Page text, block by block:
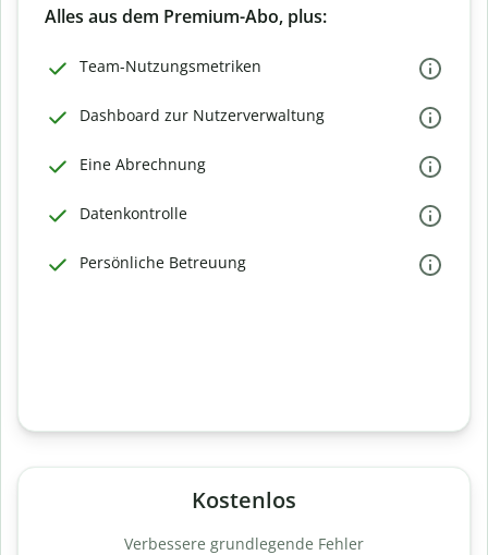
Alles aus dem Premium-Abo, plus:
Team-Nutzungsmetriken
Dashboard zur Nutzerverwaltung
Eine Abrechnung
Datenkontrolle
Persönliche Betreuung
Kostenlos
Verbessere grundlegende Fehler